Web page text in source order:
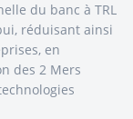
du banc à TRL
réduisant ainsi
en
des 2 Mers